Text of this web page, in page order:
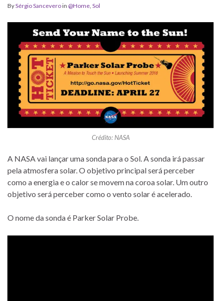
BySérgio Sanceveroin @Home, Sol
Crédito: NASA
A NASA vai lançar uma sonda para o Sol. A sonda irá passar
pela atmosfera solar. O objetivo principal será perceber
como a energia e o calor se movem na coroa solar. Um outro
objetivo será perceber como o vento solar é acelerado.
O nome da sonda é Parker Solar Probe.